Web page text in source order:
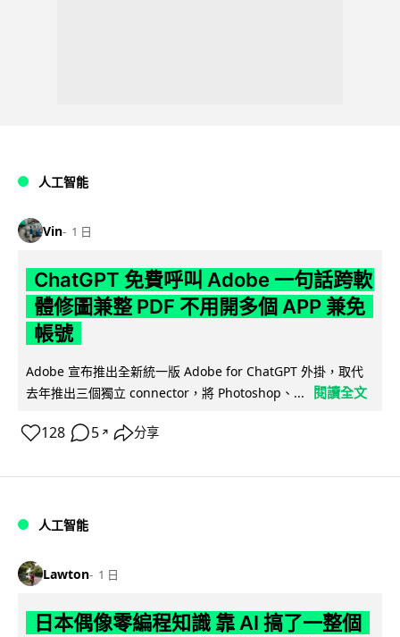
人工智能
Vin 1 日
ChatGPT 免費呼叫 Adobe 一句話跨軟
體修圖兼整 PDF 不用開多個 APP 兼免
帳號
Adobe 宣布推出全新統一版 Adobe for ChatGPT 外掛，取代
去年推出三個獨立 connector，將 Photoshop、...
閱讀全文
128 5 ↗ 分享
人工智能
Lawton 1 日
日本偶像零編程知識 靠 AI 搞了一整個